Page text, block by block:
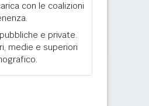
con le coalizioni
pubbliche e private.
medie e superiori